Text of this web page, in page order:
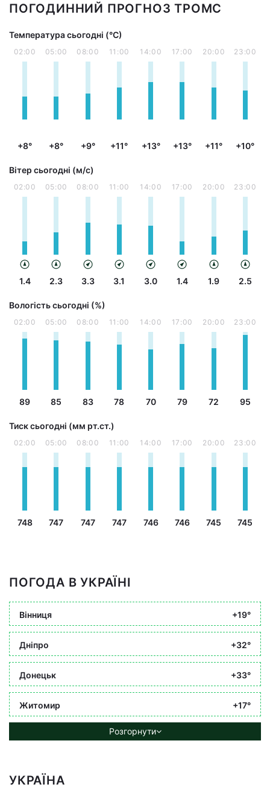
ПОГОДИННИЙ ПРОГНОЗ ТРОМС
Температура сьогодні (°С)
02:00
+8°
05:00
+8°
08:00
+9°
11:00
+11°
14:00
+13°
17:00
+13°
20:00
+11°
23:00
+10°
Вітер сьогодні (м/с)
02:00
1.4
05:00
2.3
08:00
3.3
11:00
3.1
14:00
3.0
17:00
1.4
20:00
1.9
23:00
2.5
Вологість сьогодні (%)
02:00
89
05:00
85
08:00
83
11:00
78
14:00
70
17:00
79
20:00
72
23:00
95
Тиск сьогодні (мм рт.ст.)
02:00
748
05:00
747
08:00
747
11:00
747
14:00
746
17:00
746
20:00
745
23:00
745
ПОГОДА В УКРАЇНІ
Вінниця +19°
Дніпро +32°
Донецьк +33°
Житомир +17°
Розгорнути
УКРАЇНА